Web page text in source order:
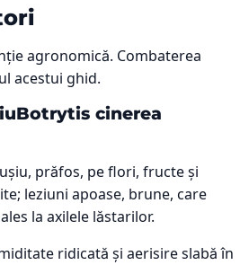
agronomică. Combaterea
acestui ghid.
Botrytis cinerea
prăfos, pe flori, fructe și
leziuni apoase, brune, care
la axilele lăstarilor.
ridicată și aerisire slabă în